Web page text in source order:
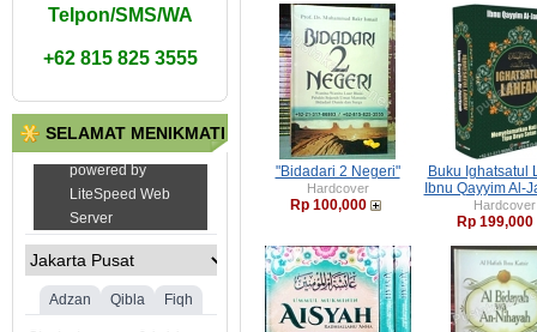
Telpon/SMS/WA
+62 815 825 3555
SELAMAT MENIKMATI
"Bidadari 2 Negeri"
Hardcover
Rp 100,000
Buku Ighatsatul
Ibnu Qayyim Al-
Hardcover
Rp 199,000